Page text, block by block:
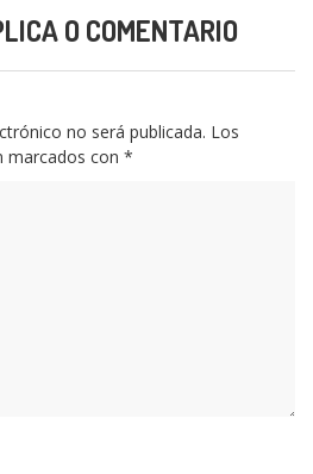
O COMENTARIO
no será publicada. Los
marcados con *